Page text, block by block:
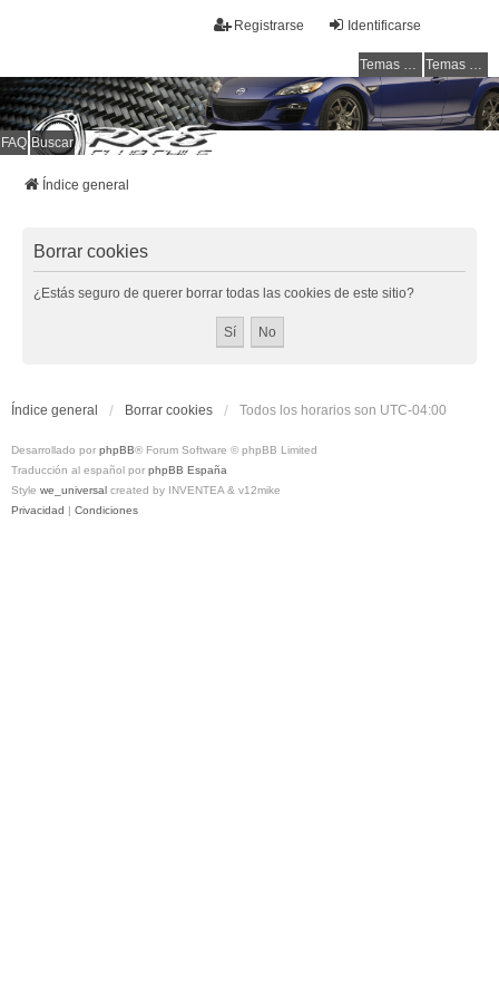
Identificarse
Registrarse
Temas sin respuesta Temas activos
Welcome to all rotarys !!!
FAQ Buscar
Índice general
Borrar cookies
¿Estás seguro de querer borrar todas las cookies de este sitio?
Índice general Borrar cookies Todos los horarios son UTC-04:00
Desarrollado por phpBB® Forum Software © phpBB Limited
Traducción al español por phpBB España
Style we_universal created by INVENTEA & v12mike
Privacidad | Condiciones